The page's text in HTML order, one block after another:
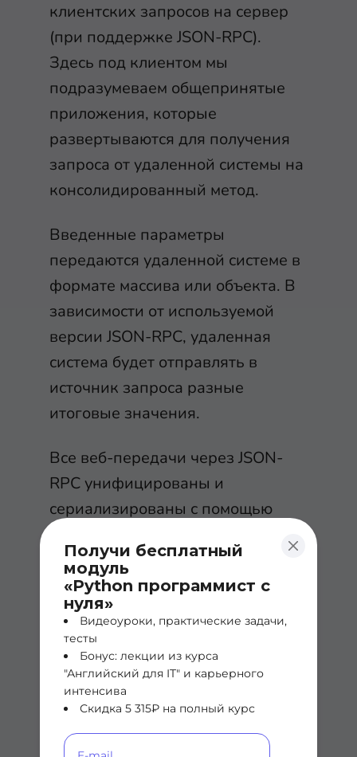
Получи бесплатный
модуль
«Python программист с
нуля»
Видеоуроки, практические задачи,
тесты
Бонус: лекции из курса
"Английский для IT" и карьерного
интенсива
Скидка 5 315₽ на полный курс
клиентских запросов на сервер
(при поддержке JSON-RPC).
Здесь под клиентом мы
подразумеваем общепринятые
приложения, которые
развертываются для получения
запроса от удаленной системы на
консолидированный метод.
Введенные параметры
передаются удаленной системе в
формате массива или объекта. В
зависимости от используемой
версии JSON-RPC, удаленная
система будет отправлять в
источник запроса разные
итоговые значения.
Все веб-передачи через JSON-
RPC унифицированы и
сериализированы с помощью
вызов удаленного метода. Он
состоит из 3 элементов:
Метод. Указывает на строку,
которая будет
запрашиваться при вызове
метода. Существует набор
зарезервированных имен с